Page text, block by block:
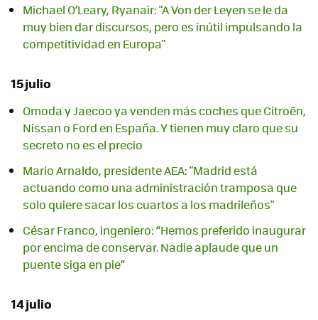
Michael O’Leary, Ryanair: "A Von der Leyen se le da
muy bien dar discursos, pero es inútil impulsando la
competitividad en Europa"
15 julio
Omoda y Jaecoo ya venden más coches que Citroën,
Nissan o Ford en España. Y tienen muy claro que su
secreto no es el precio
Mario Arnaldo, presidente AEA: "Madrid está
actuando como una administración tramposa que
solo quiere sacar los cuartos a los madrileños"
César Franco, ingeniero: “Hemos preferido inaugurar
por encima de conservar. Nadie aplaude que un
puente siga en pie”
14 julio